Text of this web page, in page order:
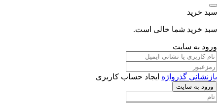
سبد خرید
سبد خرید شما خالی است.
ورود به سایت
بازنشانی گذرواژه ایجاد حساب کاربری
ورود به سایت